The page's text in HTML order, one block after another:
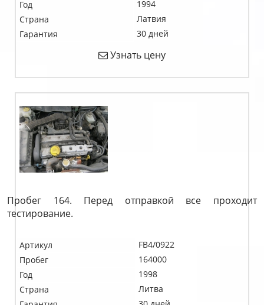
Год
1994
Страна
Латвия
Гарантия
30 дней
Узнать цену
Пробег 164. Перед отправкой все проходит
тестирование.
Артикул
FB4/0922
Пробег
164000
Год
1998
Страна
Литва